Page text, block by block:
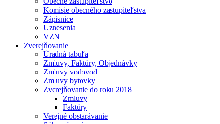
Komisie obecného zastupiteľstva
Zápisnice
Uznesenia
VZN
Zverejňovanie
Úradná tabuľa
Zmluvy, Faktúry, Objednávky
Zmluvy vodovod
Zmluvy bytovky
Zverejňovanie do roku 2018
Zmluvy
Faktúry
Verejné obstarávanie